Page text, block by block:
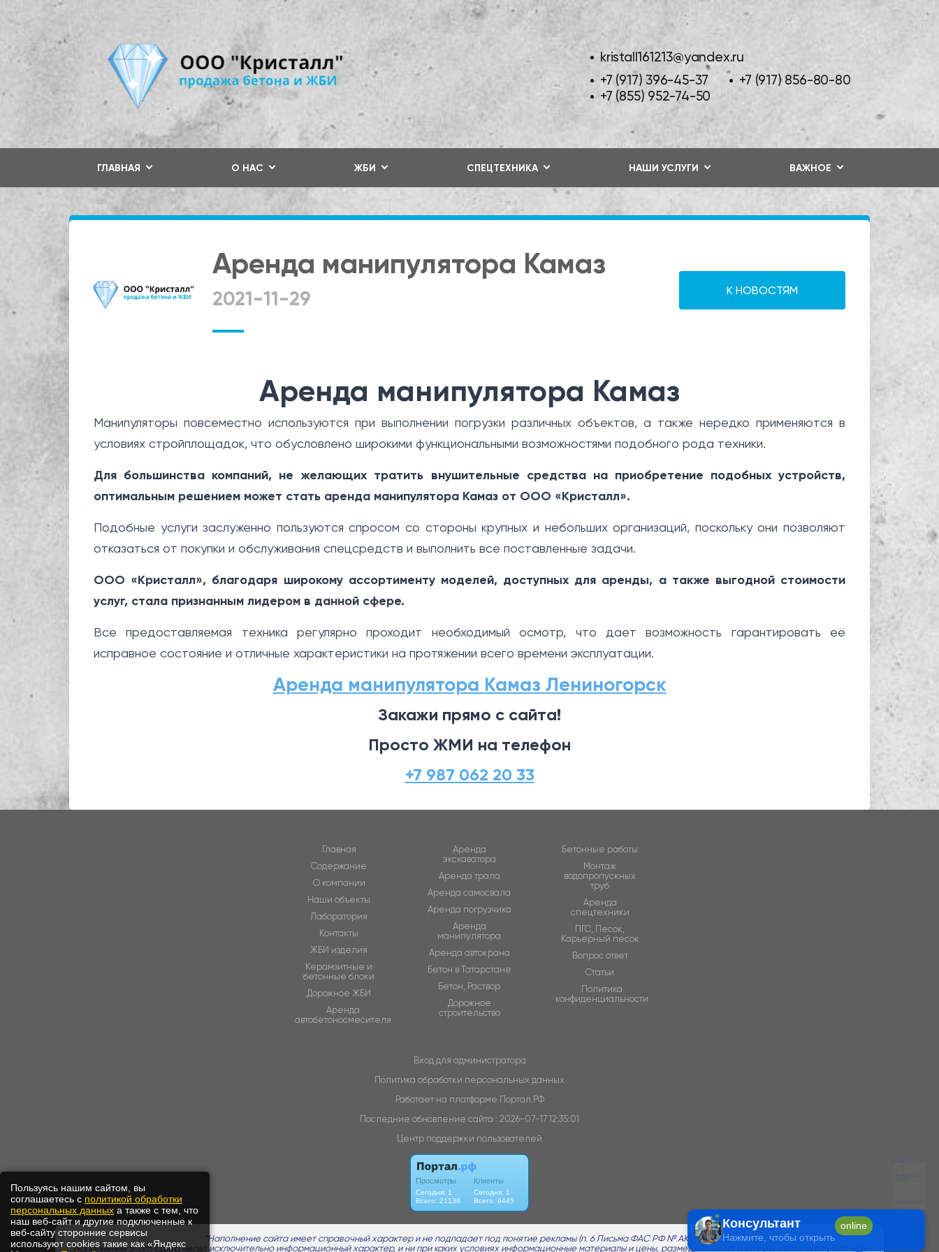
Пользуясь нашим сайтом, вы
соглашаетесь с политикой обработки
персональных данных а также с тем, что
наш веб-сайт и другие подключенные к
веб-сайту сторонние сервисы
используют cookies такие как «Яндекс
kristall161213@yandex.ru
+7 (917) 396-45-37
+7 (917) 856-80-80
+7 (855) 952-74-50
ГЛАВНАЯ О НАС ЖБИ СПЕЦТЕХНИКА НАШИ УСЛУГИ ВАЖНОЕ
Аренда манипулятора Камаз
2021-11-29 К НОВОСТЯМ
Аренда манипулятора Камаз
Манипуляторы повсеместно используются при выполнении погрузки различных объектов, а также нередко применяются в
условиях стройплощадок, что обусловлено широкими функциональными возможностями подобного рода техники.
Для большинства компаний, не желающих тратить внушительные средства на приобретение подобных устройств,
оптимальным решением может стать аренда манипулятора Камаз от ООО «Кристалл».
Подобные услуги заслуженно пользуются спросом со стороны крупных и небольших организаций, поскольку они позволяют
отказаться от покупки и обслуживания спецсредств и выполнить все поставленные задачи.
ООО «Кристалл», благодаря широкому ассортименту моделей, доступных для аренды, а также выгодной стоимости
услуг, стала признанным лидером в данной сфере.
Все предоставляемая техника регулярно проходит необходимый осмотр, что дает возможность гарантировать её
исправное состояние и отличные характеристики на протяжении всего времени эксплуатации.
Аренда манипулятора Камаз Лениногорск
Закажи прямо с сайта!
Просто ЖМИ на телефон
+7 987 062 20 33
Главная
Содержание
О компании
Наши объекты
Лаборатория
Контакты
ЖБИ изделия
Керамзитные и
бетонные блоки
Дорожное ЖБИ
Аренда
автобетоносмесителя
Аренда
экскаватора
Аренда трала
Аренда самосвала
Аренда погрузчика
Аренда
манипулятора
Аренда автокрана
Бетон в Татарстане
Бетон, Раствор
Дорожное
строительство
Бетонные работы
Монтаж
водопропускных
труб
Аренда
спецтехники
ПГС, Песок,
Карьерный песок
Вопрос ответ
Статьи
Политика
конфиденциальности
Вход для администратора
Политика обработки персональных данных
Работает на платформе Портал.РФ
Последние обновление сайта : 2026-07-17 12:35:01
Центр поддержки пользователей